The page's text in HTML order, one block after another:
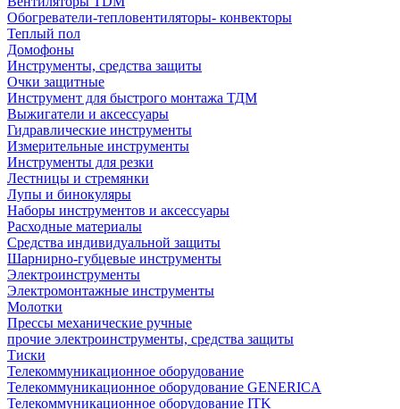
Обогреватели-тепловентиляторы- конвекторы
Теплый пол
Домофоны
Инструменты, средства защиты
Очки защитные
Инструмент для быстрого монтажа ТДМ
Выжигатели и аксессуары
Гидравлические инструменты
Измерительные инструменты
Инструменты для резки
Лестницы и стремянки
Лупы и бинокуляры
Наборы инструментов и аксессуары
Расходные материалы
Средства индивидуальной защиты
Шарнирно-губцевые инструменты
Электроинструменты
Электромонтажные инструменты
Молотки
Прессы механические ручные
прочие электроинструменты, средства защиты
Тиски
Телекоммуникационное оборудование
Телекоммуникационное оборудование GENERICA
Телекоммуникационное оборудование ITK